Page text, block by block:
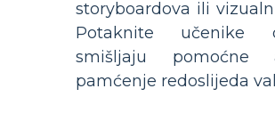
storyboardova ili
Potaknite učenike
smišljaju pomoćne
pamćenje redoslijeda